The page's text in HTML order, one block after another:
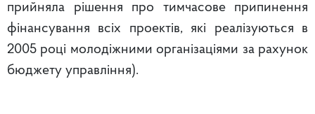
прийняла рішення про тимчасове припинення
фінансування всіх проектів, які реалізуються в
2005 році молодіжними організаціями за рахунок
бюджету управління).